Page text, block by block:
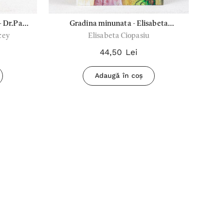
Dr.Paul
Gradina minunata - Elisabeta
Ciopasiu
Elisabeta Ciopasiu
44,50 Lei
Adaugă în coș